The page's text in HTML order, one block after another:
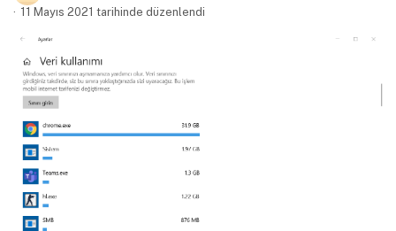
11 Mayıs 2021 tarihinde düzenlendi